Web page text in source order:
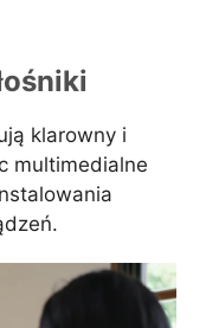
klarowny i
multimedialne